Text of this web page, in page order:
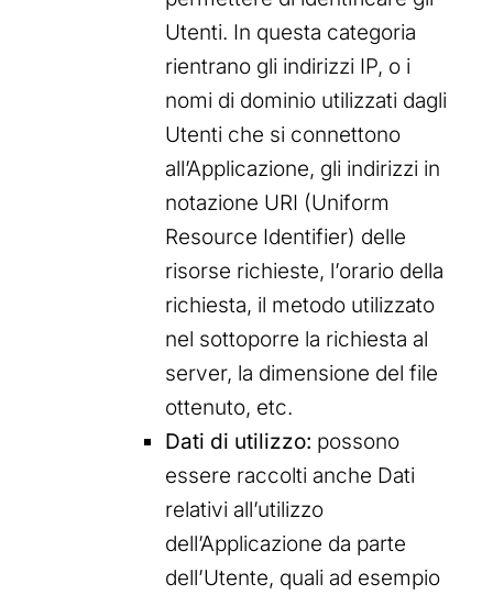
Utenti. In questa categoria
rientrano gli indirizzi IP, o i
nomi di dominio utilizzati dagli
Utenti che si connettono
all’Applicazione, gli indirizzi in
notazione URI (Uniform
Resource Identifier) delle
risorse richieste, l’orario della
richiesta, il metodo utilizzato
nel sottoporre la richiesta al
server, la dimensione del file
ottenuto, etc.
Dati di utilizzo: possono
essere raccolti anche Dati
relativi all’utilizzo
dell’Applicazione da parte
dell’Utente, quali ad esempio